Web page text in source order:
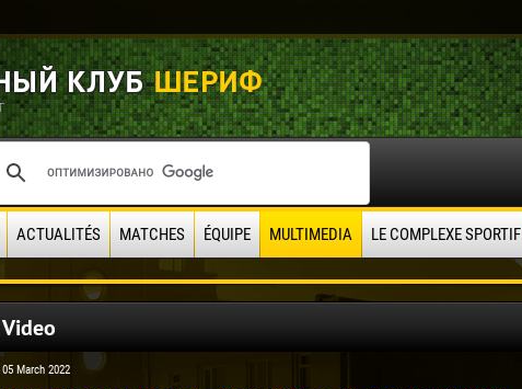
ACTUALITÉS MATCHES ÉQUIPE MULTIMEDIA LE COMPLEXE SPORTIF
Video
05 March 2022